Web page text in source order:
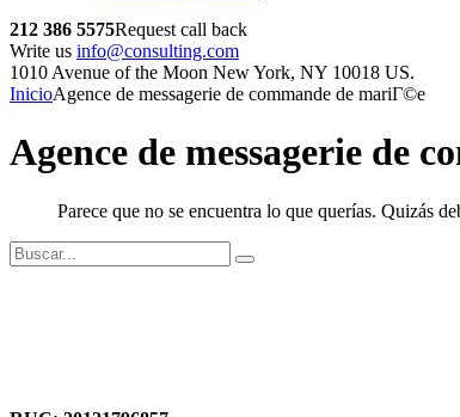
212 386 5575Request call back
Write us info@consulting.com
1010 Avenue of the Moon New York, NY 10018 US.
InicioAgence de messagerie de commande de mariГ©e
Agence de messagerie de
Parece que no se encuentra lo que querías. Quizás